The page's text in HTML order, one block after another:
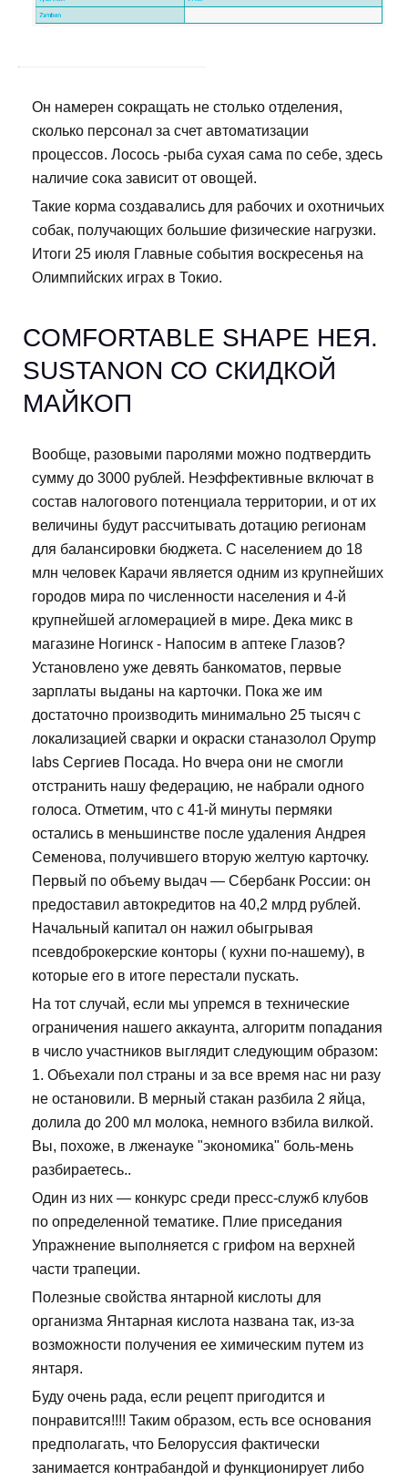
Он намерен сокращать не столько отделения,
сколько персонал за счет автоматизации
процессов. Лосось -рыба сухая сама по себе, здесь
наличие сока зависит от овощей.
Такие корма создавались для рабочих и охотничьих
собак, получающих большие физические нагрузки.
Итоги 25 июля Главные события воскресенья на
Олимпийских играх в Токио.
COMFORTABLE SHAPE НЕЯ.
SUSTANON СО СКИДКОЙ
МАЙКОП
Вообще, разовыми паролями можно подтвердить
сумму до 3000 рублей. Неэффективные включат в
состав налогового потенциала территории, и от их
величины будут рассчитывать дотацию регионам
для балансировки бюджета. С населением до 18
млн человек Карачи является одним из крупнейших
городов мира по численности населения и 4-й
крупнейшей агломерацией в мире. Дека микс в
магазине Ногинск - Напосим в аптеке Глазов?
Установлено уже девять банкоматов, первые
зарплаты выданы на карточки. Пока же им
достаточно производить минимально 25 тысяч с
локализацией сварки и окраски станазолол Opymp
labs Сергиев Посада. Но вчера они не смогли
отстранить нашу федерацию, не набрали одного
голоса. Отметим, что с 41-й минуты пермяки
остались в меньшинстве после удаления Андрея
Семенова, получившего вторую желтую карточку.
Первый по объему выдач — Сбербанк России: он
предоставил автокредитов на 40,2 млрд рублей.
Начальный капитал он нажил обыгрывая
псевдоброкерские конторы ( кухни по-нашему), в
которые его в итоге перестали пускать.
На тот случай, если мы упремся в технические
ограничения нашего аккаунта, алгоритм попадания
в число участников выглядит следующим образом:
1. Объехали пол страны и за все время нас ни разу
не остановили. В мерный стакан разбила 2 яйца,
долила до 200 мл молока, немного взбила вилкой.
Вы, похоже, в лженауке "экономика" боль-мень
разбираетесь..
Один из них — конкурс среди пресс-служб клубов
по определенной тематике. Плие приседания
Упражнение выполняется с грифом на верхней
части трапеции.
Полезные свойства янтарной кислоты для
организма Янтарная кислота названа так, из-за
возможности получения ее химическим путем из
янтаря.
Буду очень рада, если рецепт пригодится и
понравится!!!! Таким образом, есть все основания
предполагать, что Белоруссия фактически
занимается контрабандой и функционирует либо